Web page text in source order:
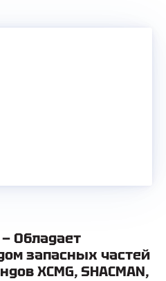
Обладает
запасных частей
XCMG, SHACMAN,